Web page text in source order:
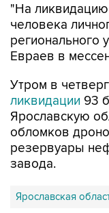
"На
человека
регионального
Евраев в
Утром в
ликвидации 93
Ярославскую
обломков
резервуары
завода.
Ярославская